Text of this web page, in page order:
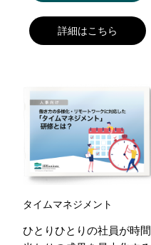
詳細はこちら
タイムマネジメント
ひとりひとりの社員が時間